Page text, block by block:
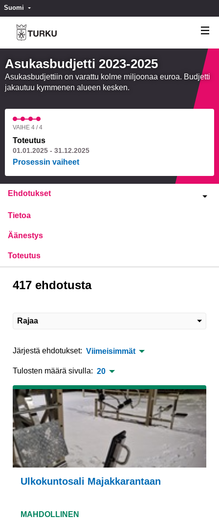
Suomi Valitse kieli
Asukasbudjetti 2023-2025
Asukasbudjettiin on varattu kolme miljoonaa euroa. Budjetti
jakautuu kymmenen alueen kesken.
VAIHE 4 / 4
Toteutus
01.01.2025 - 31.12.2025
Prosessin vaiheet
Ehdotukset
Tietoa
Äänestys
Toteutus
417 ehdotusta
Rajaa
Järjestä ehdotukset: Viimeisimmät
Tulosten määrä sivulla: 20
Ulkokuntosali Majakkarantaan
MAHDOLLINEN